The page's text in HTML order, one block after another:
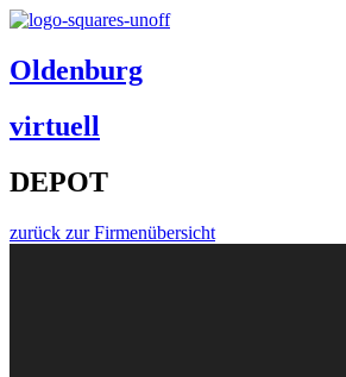
Oldenburg
virtuell
DEPOT
zurück zur Firmenübersicht